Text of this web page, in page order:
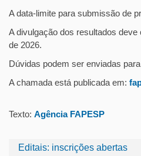
Editais: inscrições abertas
A data-limite para submissão de
A divulgação dos resultados
de 2026.
Dúvidas podem ser enviadas para
A chamada está publicada em:
Texto: Agência FAPESP